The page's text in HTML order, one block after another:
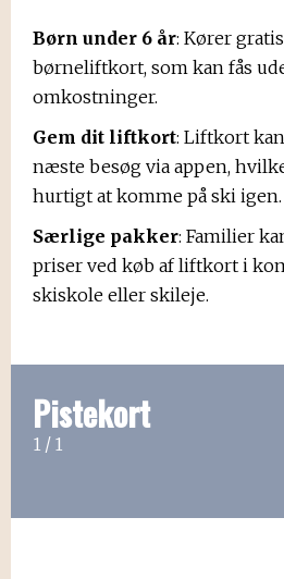
Børn under 6 år: Kører
børneliftkort, som kan fås
omkostninger.
Gem dit liftkort: Liftkort
næste besøg via appen,
hurtigt at komme på ski igen.
Særlige pakker: Familier
priser ved køb af liftkort i
skiskole eller skileje.
Pistekort
1 1